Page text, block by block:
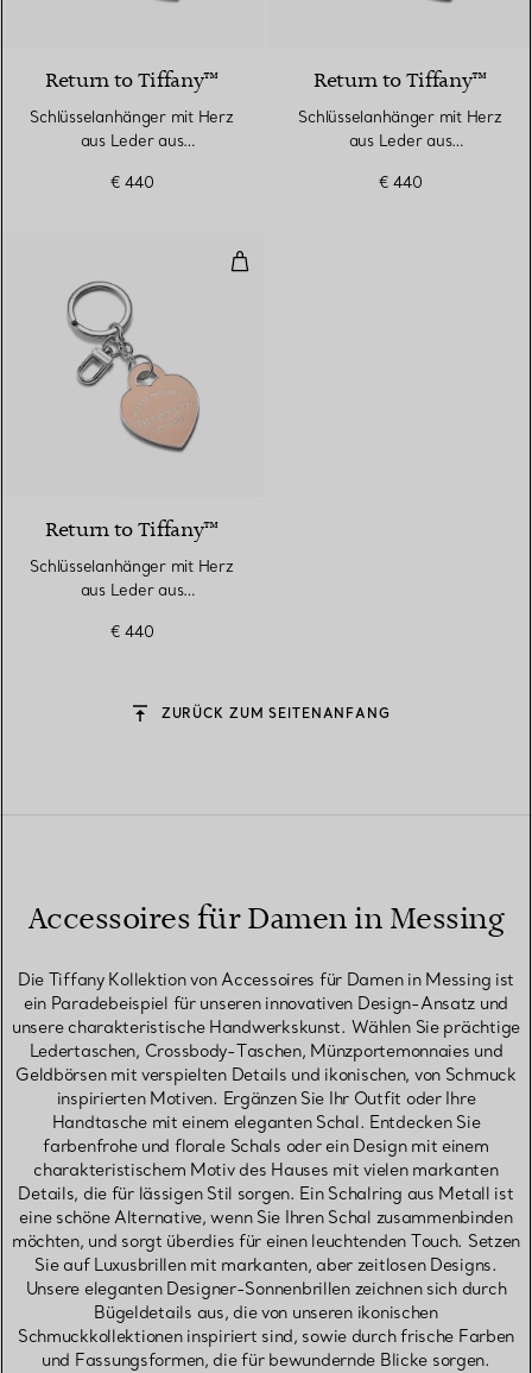
Return to Tiffany™
Schlüsselanhänger mit Herz
aus Leder aus
Messing
€ 440
Return to Tiffany™
Schlüsselanhänger mit Herz
aus Leder aus
Messing
€ 440
Schlüsselanhänger mit Herz
Return to Tiffany™
Schlüsselanhänger mit Herz
aus Leder aus
Messing
€ 440
ZURÜCK ZUM SEITENANFANG
Accessoires für Damen in Messing
Die Tiffany Kollektion von Accessoires für Damen in Messing ist
ein Paradebeispiel für unseren innovativen Design-Ansatz und
unsere charakteristische Handwerkskunst. Wählen Sie prächtige
Ledertaschen, Crossbody-Taschen, Münzportemonnaies und
Geldbörsen mit verspielten Details und ikonischen, von Schmuck
inspirierten Motiven. Ergänzen Sie Ihr Outfit oder Ihre
Handtasche mit einem eleganten Schal. Entdecken Sie
farbenfrohe und florale Schals oder ein Design mit einem
charakteristischem Motiv des Hauses mit vielen markanten
Details, die für lässigen Stil sorgen. Ein Schalring aus Metall ist
eine schöne Alternative, wenn Sie Ihren Schal zusammenbinden
möchten, und sorgt überdies für einen leuchtenden Touch. Setzen
Sie auf Luxusbrillen mit markanten, aber zeitlosen Designs.
Unsere eleganten Designer-Sonnenbrillen zeichnen sich durch
Bügeldetails aus, die von unseren ikonischen
Schmuckkollektionen inspiriert sind, sowie durch frische Farben
und Fassungsformen, die für bewundernde Blicke sorgen.